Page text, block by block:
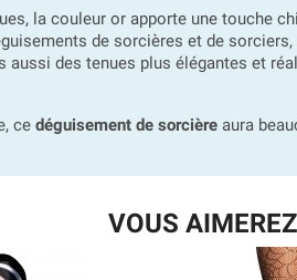
la couleur or apporte une touche
de sorcières et de
aussi des tenues plus élégantes et
ce déguisement de sorcière aura
VOUS